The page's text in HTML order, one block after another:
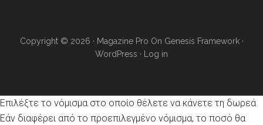
Copyright © 2026 · Magazine Pro On Genesis Framework·
WordPress · Log in
Επιλέξτε το νόμισμα στο οποίο θέλετε να κάνετε τη δωρεά
Εάν διαφέρει από το προεπιλεγμένο νόμισμα, το ποσό θα